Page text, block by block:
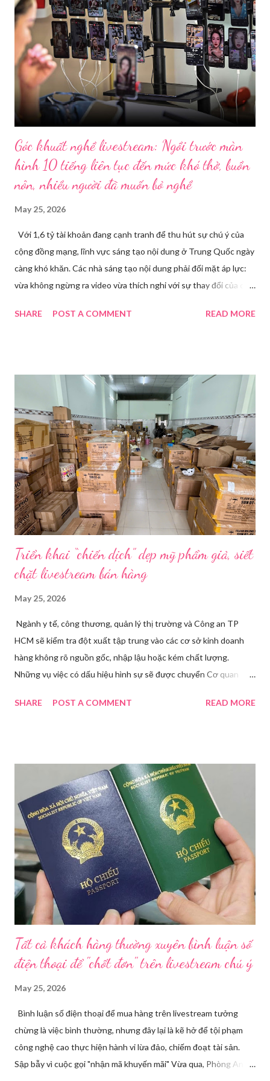
Góc khuất nghề livestream: Ngồi trước màn
hình 10 tiếng liên tục đến mức khó thở, buồn
nôn, nhiều người đã muốn bỏ nghề
May 25, 2026
Với 1,6 tỷ tài khoản đang cạnh tranh để thu hút sự chú ý của
cộng đồng mạng, lĩnh vực sáng tạo nội dung ở Trung Quốc ngày
càng khó khăn. Các nhà sáng tạo nội dung phải đối mặt áp lực:
vừa không ngừng ra video vừa thích nghi với sự thay đổi của các
Huawei tại Hội nghị Di động Thế giới tại Thượng Hải năm 2021.
thay đồ. Chỉ trong vài phút, phòng khách được sắp xếp lại. Hai
đèn chiếu ngược sáng bật lên. Một chiếc điện thoại được gắn cố
định. Cả ba người vào vị trí. Wu đã chuẩn bị sẵn lời thoại và trao
đổi trước cách diễn đạt với ông và mẹ, thậm chí còn bàn xem
dùng từ nào trong phương ngữ Thượng Hải nghe tự nhiên nhất
trên camera. Ông cô nhăn mặt khi nghe giải thích về Thế vận
hội Mùa đông. “Người già như tụi ông không hiểu mấy cái này...
SHARE POST A COMMENT READ MORE
Triển khai “chiến dịch” dẹp mỹ phẩm giả, siết
chặt livestream bán hàng
May 25, 2026
Ngành y tế, công thương, quản lý thị trường và Công an TP
HCM sẽ kiểm tra đột xuất tập trung vào các cơ sở kinh doanh
hàng không rõ nguồn gốc, nhập lậu hoặc kém chất lượng.
Những vụ việc có dấu hiệu hình sự sẽ được chuyển Cơ quan
Hoài Nam đã ký ban hành Kế hoạch số 4316/KH-SYT về việc
trạng kinh doanh mỹ phẩm thật - giả lẫn lộn. Để chấn chỉnh, Sở Y
tế TP HCM sẽ phối hợp với các sở, ngành và chính quyền địa
phương tăng cường kiểm tra, giám sát. Đợt này, Phòng Nghiệp
vụ Dược sẽ tham mưu Giám đốc Sở Y tế thành lập Tổ công tác
về mỹ phẩm. Cơ quan Cảnh sát điều tra Công an TP HCM vừa
triệt phá đường dây sản xuất, buôn bán mỹ phẩm giả quy mô
lớn, hoạt động tinh vi ngay giữa khu dân cư ở phường Tân Tạo.
Bên cạnh đó, Sở Y tế sẽ công khai danh ...
SHARE POST A COMMENT READ MORE
Tất cả khách hàng thường xuyên bình luận số
điện thoại để "chốt đơn" trên livestream chú ý
May 25, 2026
Bình luận số điện thoại để mua hàng trên livestream tưởng
chừng là việc bình thường, nhưng đây lại là kẽ hở để tội phạm
công nghệ cao thực hiện hành vi lừa đảo, chiếm đoạt tài sản.
Sập bẫy vì cuộc gọi "nhận mã khuyến mãi" Vừa qua, Phòng An